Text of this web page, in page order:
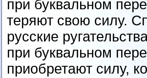
при буквальном
теряют свою силу.
русские
при буквальном
приобретают силу,